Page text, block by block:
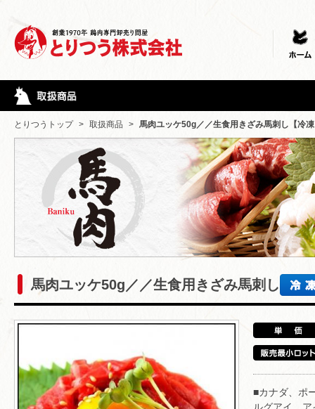
とりつうトップ > 取扱商品 > 馬肉ユッケ50g／／生食用きざみ馬刺し【冷
馬肉ユッケ50g／／生食用きざみ馬刺し
■カナダ、ポ